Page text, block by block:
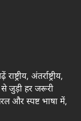
अंतर्राष्ट्रीय,
से जुड़ी हर जरूरी
और स्पष्ट भाषा में,